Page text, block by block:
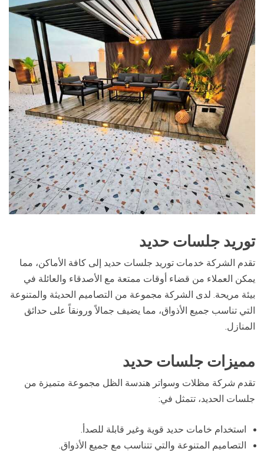
توريد جلسات حديد
تقدم الشركة خدمات توريد جلسات حديد إلى كافة الأماكن، مما
يمكن العملاء من قضاء أوقات ممتعة مع الأصدقاء والعائلة في
بيئة مريحة. لدى الشركة مجموعة من التصاميم الحديثة والمتنوعة
التي تناسب جميع الأذواق، مما يضيف جمالاً ورونقاً على حدائق
المنازل.
مميزات جلسات حديد
تقدم شركة مظلات وسواتر هندسة الظل مجموعة متميزة من
جلسات الحديد، تتمثل في:
استخدام خامات حديد قوية وغير قابلة للصدأ.
التصاميم المتنوعة والتي تتناسب مع جميع الأذواق.